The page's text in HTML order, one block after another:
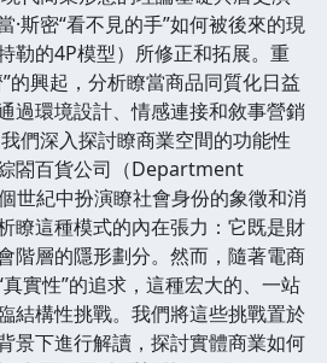
·斯密“看不見的手”如何被後來的現
勒的4P模型）所修正和拓展。重
的興起，分析瞭當商品同質化日益
過環境設計、情感連接和敘事營銷
們深入探討瞭商業空間的功能性
閤百貨公司（Department
世紀中扮演瞭社會身份的象徵和消
瞭這種模式的內在張力：它既是財
階層的隱形劃分。然而，隨著電商
實性”的追求，這種宏大的、一站
結構性挑戰。我們將這些挑戰置於
景下進行解讀，探討實體商業如何